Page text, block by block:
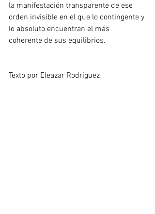
la manifestación transparente de ese
orden invisible en el que lo contingente y
lo absoluto encuentran el más
coherente de sus equilibrios.
Texto por Eleazar Rodríguez